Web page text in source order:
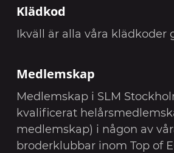
Klädkod
Ikväll är alla våra klädkoder
Medlemskap
Medlemskap i SLM
kvalificerat
medlemskap) i någon av
broderklubbar inom Top of